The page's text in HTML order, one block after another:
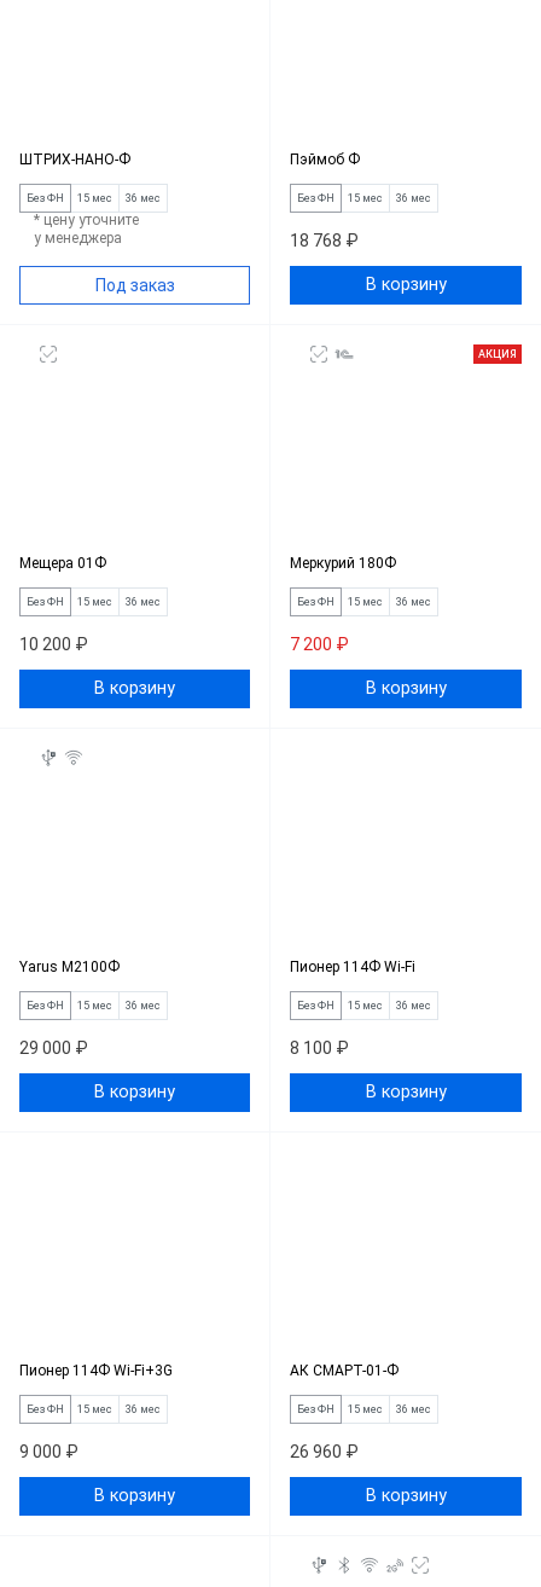
ШТРИХ-НАНО-Ф
Без ФН 15 мес 36 мес
* цену уточните
у менеджера
Под заказ
Пэймоб Ф
Без ФН 15 мес 36 мес
18 768 ₽
В корзину
Мещера 01Ф
Без ФН 15 мес 36 мес
10 200 ₽
В корзину
АКЦИЯ
Меркурий 180Ф
Без ФН 15 мес 36 мес
7 200 ₽
В корзину
Yarus M2100Ф
Без ФН 15 мес 36 мес
29 000 ₽
В корзину
Пионер 114Ф Wi-Fi
Без ФН 15 мес 36 мес
8 100 ₽
В корзину
Пионер 114Ф Wi-Fi+3G
Без ФН 15 мес 36 мес
9 000 ₽
В корзину
АК СМАРТ-01-Ф
Без ФН 15 мес 36 мес
26 960 ₽
В корзину